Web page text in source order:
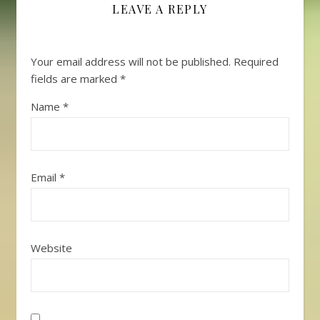
LEAVE A REPLY
Your email address will not be published. Required
fields are marked *
Name *
Email *
Website